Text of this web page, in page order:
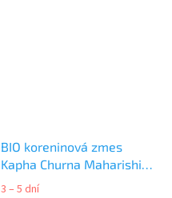
BIO koreninová zmes
Kapha Churna Maharishi
Ayurveda 35g
3 – 5 dní